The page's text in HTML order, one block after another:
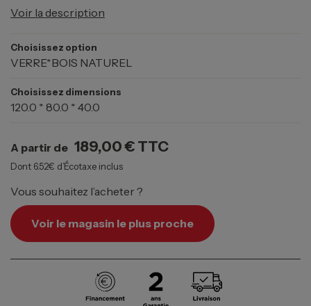
Voir la description
Choisissez option
VERRE*BOIS NATUREL
Choisissez dimensions
120.0 * 80.0 * 40.0
A partir de 189,00 € TTC
Dont 6.52€ d’Écotaxe inclus
Vous souhaitez l’acheter ?
Voir le magasin le plus proche